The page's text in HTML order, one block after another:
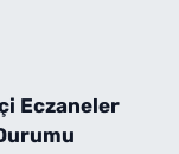
Eczaneler